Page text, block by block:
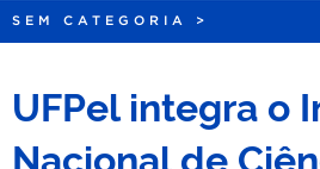
SEM CATEGORIA >
UFPel integra o
Nacional de